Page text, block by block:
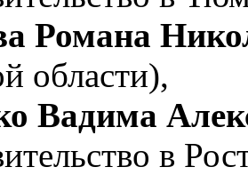
Романа
области),
Вадима
в